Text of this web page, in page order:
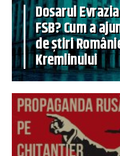
Dosarul
FSB? Cum a
de știri
Kremlinului